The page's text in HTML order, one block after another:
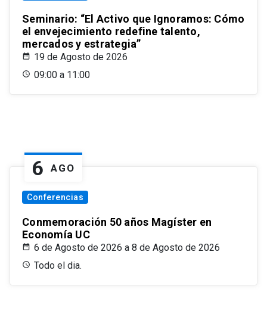
Seminario: “El Activo que Ignoramos: Cómo
el envejecimiento redefine talento,
mercados y estrategia”
19 de Agosto de 2026
09:00 a 11:00
6 AGO
Conferencias
Conmemoración 50 años Magíster en
Economía UC
6 de Agosto de 2026 a 8 de Agosto de 2026
Todo el dia.